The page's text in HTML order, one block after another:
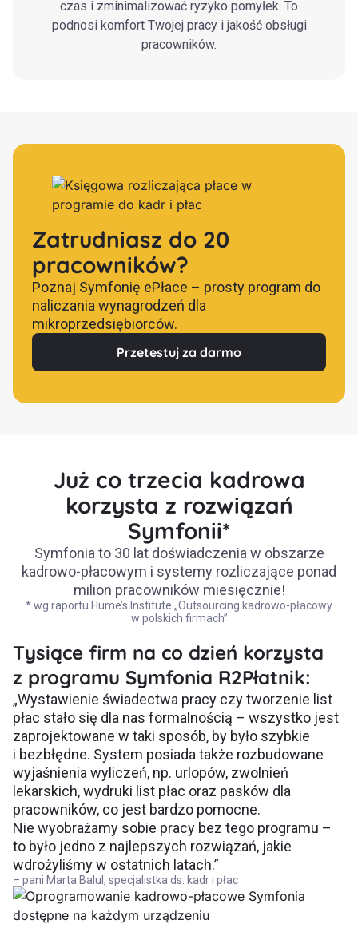
czas i zminimalizować ryzyko pomyłek. To
podnosi komfort Twojej pracy i jakość obsługi
pracowników.
Zatrudniasz do 20
pracowników?
Poznaj Symfonię ePłace – prosty program do
naliczania wynagrodzeń dla
mikroprzedsiębiorców.
Przetestuj za darmo
Już co trzecia kadrowa
korzysta z rozwiązań
Symfonii*
Symfonia to 30 lat doświadczenia w obszarze
kadrowo-płacowym i systemy rozliczające ponad
milion pracowników miesięcznie!
* wg raportu Hume’s Institute „Outsourcing kadrowo-płacowy
w polskich firmach”
Tysiące firm na co dzień korzysta
z programu Symfonia R2Płatnik:
„Wystawienie świadectwa pracy czy tworzenie list
płac stało się dla nas formalnością – wszystko jest
zaprojektowane w taki sposób, by było szybkie
i bezbłędne. System posiada także rozbudowane
wyjaśnienia wyliczeń, np. urlopów, zwolnień
lekarskich, wydruki list płac oraz pasków dla
pracowników, co jest bardzo pomocne.
Nie wyobrażamy sobie pracy bez tego programu –
to było jedno z najlepszych rozwiązań, jakie
wdrożyliśmy w ostatnich latach.”
– pani Marta Balul, specjalistka ds. kadr i płac